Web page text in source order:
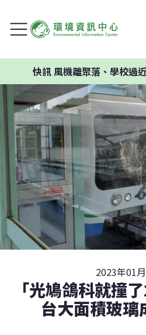
風機離聚落、學校過近 彰化
2023年01
「光鳩鴿科就撞
台大面積玻璃